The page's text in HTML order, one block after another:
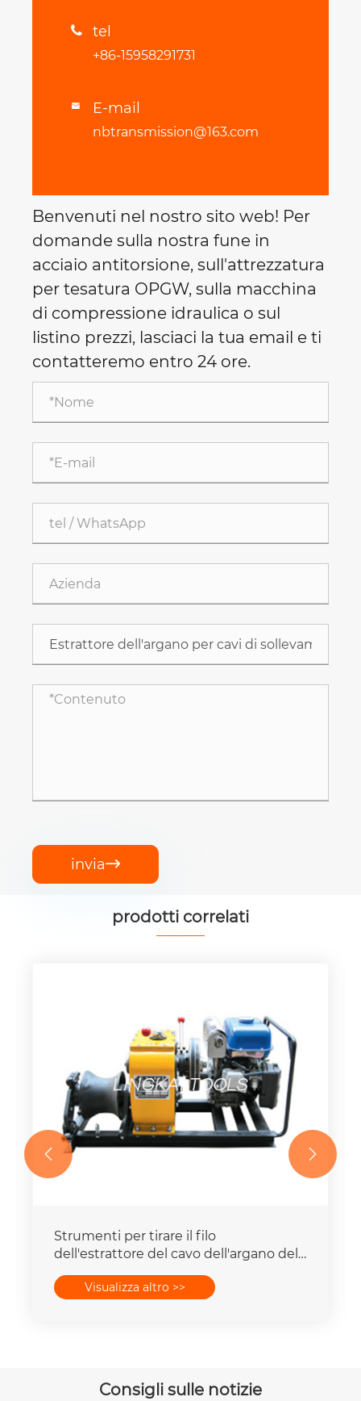
 tel
+86-15958291731
 E-mail
nbtransmission@163.com
Benvenuti nel nostro sito web! Per
domande sulla nostra fune in
acciaio antitorsione, sull'attrezzatura
per tesatura OPGW, sulla macchina
di compressione idraulica o sul
listino prezzi, lasciaci la tua email e ti
contatteremo entro 24 ore.
invia
prodotti correlati
Strumenti per tirare il filo
dell'estrattore del cavo dell'argano del
velocitàVisualizza altro >>
 
Consigli sulle notizie